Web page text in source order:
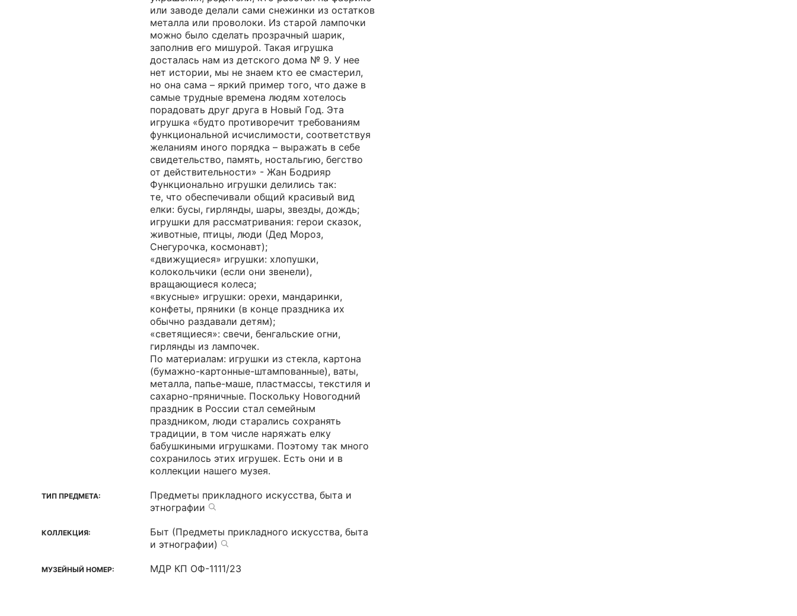
или заводе делали сами снежинки из остатков
металла или проволоки. Из старой лампочки
можно было сделать прозрачный шарик,
заполнив его мишурой. Такая игрушка
досталась нам из детского дома № 9. У нее
нет истории, мы не знаем кто ее смастерил,
но она сама – яркий пример того, что даже в
самые трудные времена людям хотелось
порадовать друг друга в Новый Год. Эта
игрушка «будто противоречит требованиям
функциональной исчислимости, соответствуя
желаниям иного порядка – выражать в себе
свидетельство, память, ностальгию, бегство
от действительности» - Жан Бодрияр
Функционально игрушки делились так:
те, что обеспечивали общий красивый вид
елки: бусы, гирлянды, шары, звезды, дождь;
игрушки для рассматривания: герои сказок,
животные, птицы, люди (Дед Мороз,
Снегурочка, космонавт);
«движущиеся» игрушки: хлопушки,
колокольчики (если они звенели),
вращающиеся колеса;
«вкусные» игрушки: орехи, мандаринки,
конфеты, пряники (в конце праздника их
обычно раздавали детям);
«светящиеся»: свечи, бенгальские огни,
гирлянды из лампочек.
По материалам: игрушки из стекла, картона
(бумажно-картонные-штампованные), ваты,
металла, папье-маше, пластмассы, текстиля и
сахарно-пряничные. Поскольку Новогодний
праздник в России стал семейным
праздником, люди старались сохранять
традиции, в том числе наряжать елку
бабушкиными игрушками. Поэтому так много
сохранилось этих игрушек. Есть они и в
коллекции нашего музея.
ТИП ПРЕДМЕТА:
Предметы прикладного искусства, быта и
этнографии
КОЛЛЕКЦИЯ:
Быт (Предметы прикладного искусства, быта
и этнографии)
МУЗЕЙНЫЙ НОМЕР: МДР КП ОФ-1111/23